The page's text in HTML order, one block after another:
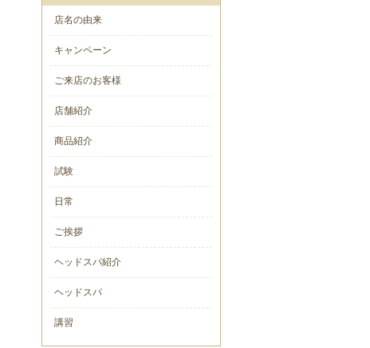
店名の由来
キャンペーン
ご来店のお客様
店舗紹介
商品紹介
試験
日常
ご挨拶
ヘッドスパ紹介
ヘッドスパ
講習